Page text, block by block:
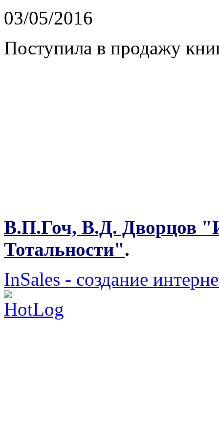
03/05/2016
Поступила в продажу
В.П.Гоч, В.Д. Дворцов
Тотальности".
InSales - создание